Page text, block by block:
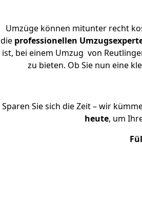
Umzüge können mitunter recht
die professionellen
ist, bei einem Umzug von
zu bieten. Ob Sie nun eine
Sparen Sie sich die Zeit – wir
heute, um